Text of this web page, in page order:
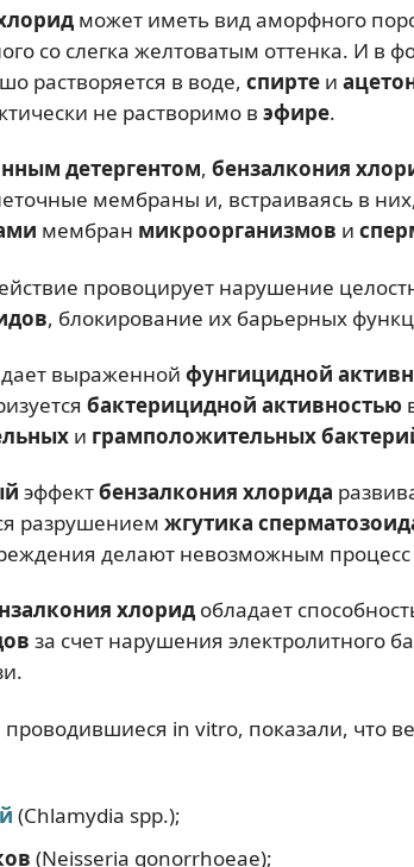
может иметь вид аморфного
со слегка желтоватым оттенка. И в
растворяется в воде, спирте и
не растворимо в эфире.
детергентом, бензалкония
мембраны и, встраиваясь в
мембран микроорганизмов и
провоцирует нарушение
, блокирование их барьерных
выраженной фунгицидной
бактерицидной активностью
и грамположительных
эффектбензалкония хлорида
разрушением жгутика
делают невозможным процесс
хлорид обладает
за счет нарушения электролитного
in vitro, показали, что
(Chlamydia spp.);
(Neisseria gonorrhoeae);